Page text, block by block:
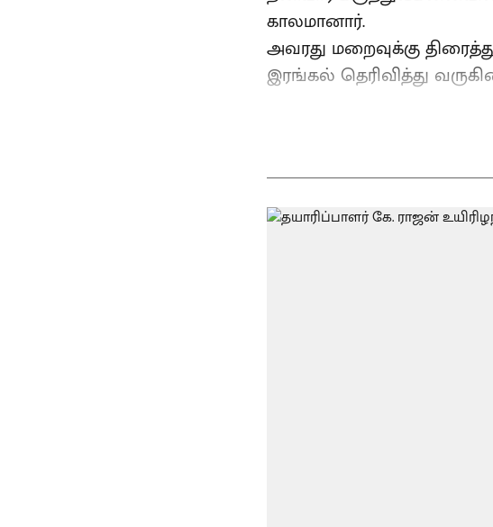
காலமானார்.
அவரது மறைவுக்கு
இரங்கல் தெரிவித்து